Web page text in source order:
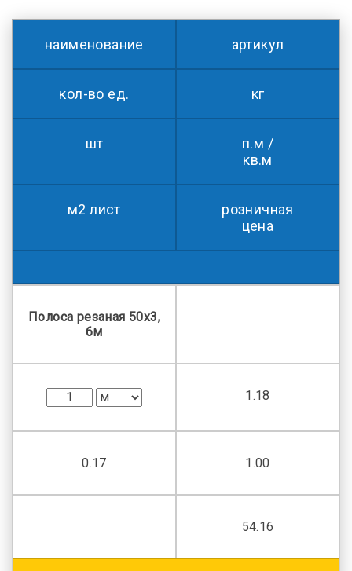
наименование артикул
кол-во ед. кг
шт
п.м /
кв.м
м2 лист
розничная
цена
Полоса резаная 50х3,
6м
1.18
0.17 1.00
54.16